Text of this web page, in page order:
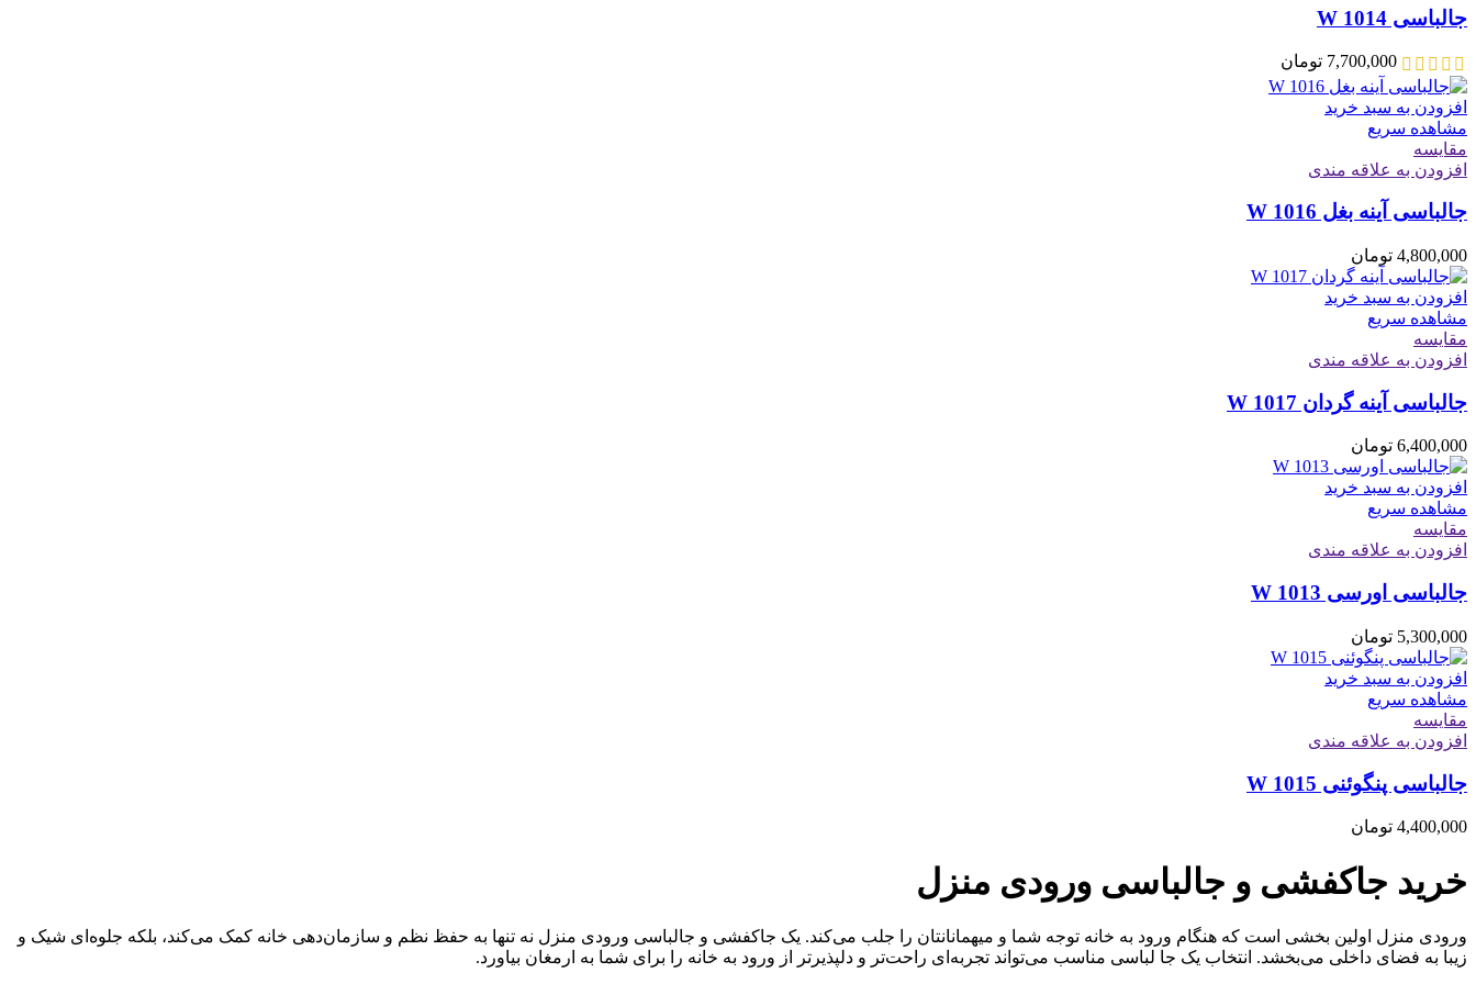
جالباسی W 1014
7,700,000 تومان
افزودن به سبد خرید
مشاهده سریع
مقایسه
افزودن به علاقه مندی
جالباسی آینه بغل W 1016
4,800,000 تومان
افزودن به سبد خرید
مشاهده سریع
مقایسه
افزودن به علاقه مندی
جالباسی آینه گردان W 1017
6,400,000 تومان
افزودن به سبد خرید
مشاهده سریع
مقایسه
افزودن به علاقه مندی
جالباسی اورسی W 1013
5,300,000 تومان
افزودن به سبد خرید
مشاهده سریع
مقایسه
افزودن به علاقه مندی
جالباسی پنگوئنی W 1015
4,400,000 تومان
خرید جاکفشی و جالباسی ورودی منزل
ورودی منزل اولین بخشی است که هنگام ورود به خانه توجه شما و میهمانانتان را جلب می‌کند. یک جاکفشی و جالباسی ورودی منزل نه تنها به حفظ نظم و سازمان‌دهی خانه کمک می‌کند، بلکه جلوه‌ای شیک و
زیبا به فضای داخلی می‌بخشد. انتخاب یک جا لباسی مناسب می‌تواند تجربه‌ای راحت‌تر و دلپذیرتر از ورود به خانه را برای شما به ارمغان بیاورد.